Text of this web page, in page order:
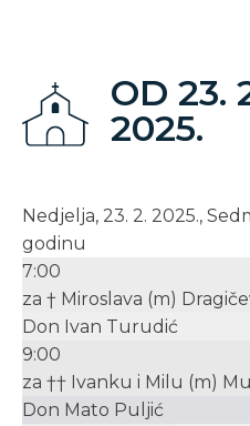
OD 23.
2025.
Nedjelja, 23. 2. 2025.,
godinu
7:00
za † Miroslava (m)
Don Ivan Turudić
9:00
za †† Ivanku i Milu (m)
Don Mato Puljić